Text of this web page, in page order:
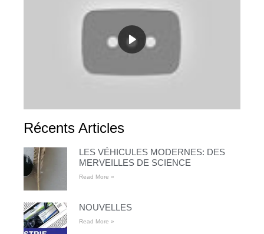
Récents Articles
LES VÉHICULES MODERNES: DES
MERVEILLES DE SCIENCE
Read More »
NOUVELLES
Read More »